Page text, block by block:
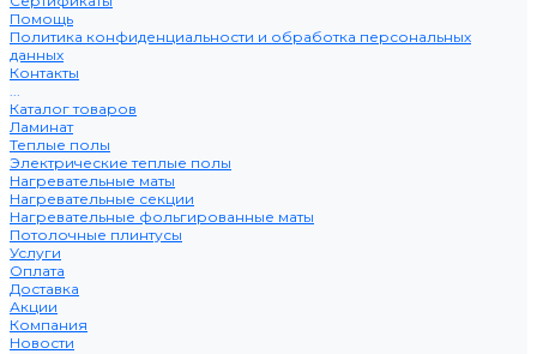
Помощь
Политика конфиденциальности и обработка персональных
данных
Контакты
...
Каталог товаров
Ламинат
Теплые полы
Электрические теплые полы
Нагревательные маты
Нагревательные секции
Нагревательные фольгированные маты
Потолочные плинтусы
Услуги
Оплата
Доставка
Акции
Компания
Новости